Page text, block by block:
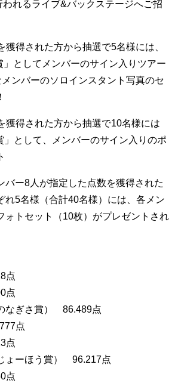
れるライブ&バックステージへご招
獲得された方から抽選で5名様には、
」としてメンバーのサイン入りツアー
ンバーのソロインスタント写真のセ
獲得された方から抽選で10名様には
」として、メンバーのサイン入りのポ
バー8人が指定した点数を獲得された
れ5名様（合計40名様）には、各メン
ォトセット（10枚）がプレゼントされ
点
点
なぎさ賞） 86.489点
点
点
ょーほう賞） 96.217点
点